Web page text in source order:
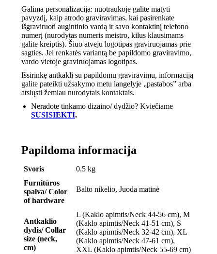
Galima personalizacija: nuotraukoje galite matyti
pavyzdį, kaip atrodo graviravimas, kai pasirenkate
išgraviruoti augintinio vardą ir savo kontaktinį telefono
numerį (nurodytas numeris meistro, kilus klausimams
galite kreiptis). Šiuo atveju logotipas graviruojamas prie
sagties. Jei renkatės variantą be papildomo graviravimo,
vardo vietoje graviruojamas logotipas.
Išsirinkę antkaklį su papildomu graviravimu, informaciją
galite pateikti užsakymo metu langelyje „pastabos” arba
atsiųsti žemiau nurodytais kontaktais.
Neradote tinkamo dizaino/ dydžio? Kviečiame
SUSISIEKTI.
Papildoma informacija
Svoris
0.5 kg
Furnitūros
spalva/ Color
of hardware
Balto nikelio, Juoda matinė
Antkaklio
dydis/ Collar
size (neck,
cm)
L (Kaklo apimtis/Neck 44-56 cm), M
(Kaklo apimtis/Neck 41-51 cm), S
(Kaklo apimtis/Neck 32-42 cm), XL
(Kaklo apimtis/Neck 47-61 cm),
XXL (Kaklo apimtis/Neck 55-69 cm)